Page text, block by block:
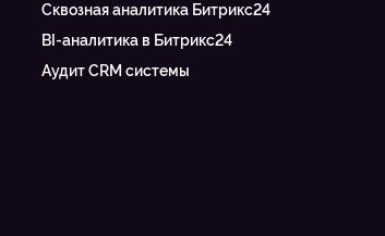
Сквозная аналитика Битрикс24
BI-аналитика в Битрикс24
Аудит CRM системы